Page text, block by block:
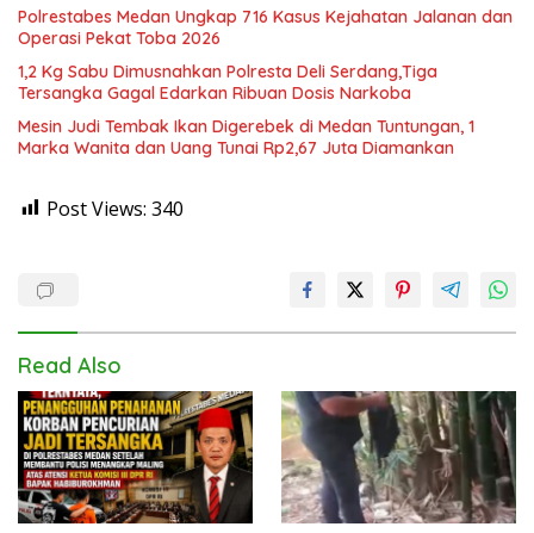
Polrestabes Medan Ungkap 716 Kasus Kejahatan Jalanan dan
Operasi Pekat Toba 2026
1,2 Kg Sabu Dimusnahkan Polresta Deli Serdang,Tiga
Tersangka Gagal Edarkan Ribuan Dosis Narkoba
Mesin Judi Tembak Ikan Digerebek di Medan Tuntungan, 1
Marka Wanita dan Uang Tunai Rp2,67 Juta Diamankan
Post Views: 340
Read Also